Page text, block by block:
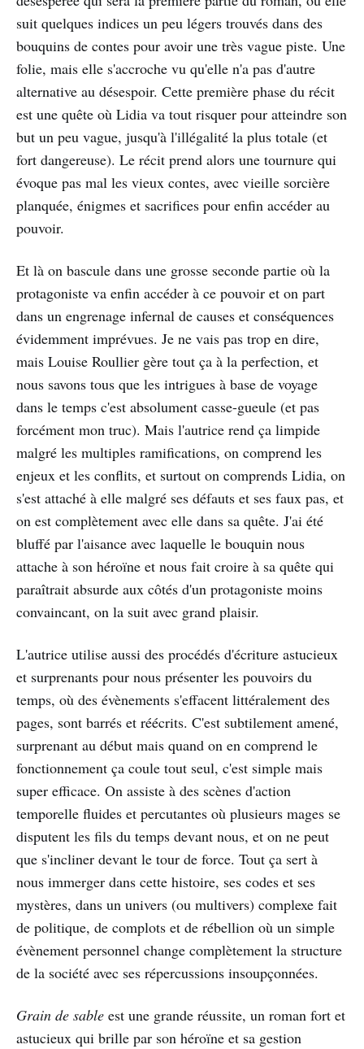
suit quelques indices un peu légers trouvés dans des
bouquins de contes pour avoir une très vague piste. Une
folie, mais elle s'accroche vu qu'elle n'a pas d'autre
alternative au désespoir. Cette première phase du récit
est une quête où Lidia va tout risquer pour atteindre son
but un peu vague, jusqu'à l'illégalité la plus totale (et
fort dangereuse). Le récit prend alors une tournure qui
évoque pas mal les vieux contes, avec vieille sorcière
planquée, énigmes et sacrifices pour enfin accéder au
pouvoir.
Et là on bascule dans une grosse seconde partie où la
protagoniste va enfin accéder à ce pouvoir et on part
dans un engrenage infernal de causes et conséquences
évidemment imprévues. Je ne vais pas trop en dire,
mais Louise Roullier gère tout ça à la perfection, et
nous savons tous que les intrigues à base de voyage
dans le temps c'est absolument casse-gueule (et pas
forcément mon truc). Mais l'autrice rend ça limpide
malgré les multiples ramifications, on comprend les
enjeux et les conflits, et surtout on comprends Lidia, on
s'est attaché à elle malgré ses défauts et ses faux pas, et
on est complètement avec elle dans sa quête. J'ai été
bluffé par l'aisance avec laquelle le bouquin nous
attache à son héroïne et nous fait croire à sa quête qui
paraîtrait absurde aux côtés d'un protagoniste moins
convaincant, on la suit avec grand plaisir.
L'autrice utilise aussi des procédés d'écriture astucieux
et surprenants pour nous présenter les pouvoirs du
temps, où des évènements s'effacent littéralement des
pages, sont barrés et réécrits. C'est subtilement amené,
surprenant au début mais quand on en comprend le
fonctionnement ça coule tout seul, c'est simple mais
super efficace. On assiste à des scènes d'action
temporelle fluides et percutantes où plusieurs mages se
disputent les fils du temps devant nous, et on ne peut
que s'incliner devant le tour de force. Tout ça sert à
nous immerger dans cette histoire, ses codes et ses
mystères, dans un univers (ou multivers) complexe fait
de politique, de complots et de rébellion où un simple
évènement personnel change complètement la structure
de la société avec ses répercussions insoupçonnées.
Grain de sable est une grande réussite, un roman fort et
astucieux qui brille par son héroïne et sa gestion